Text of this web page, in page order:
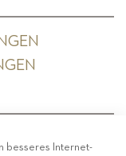
besseres Internet-